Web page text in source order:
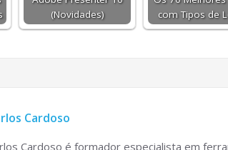
(Novidades)
com Tipos de
Cardoso
Cardoso é formador especialista em